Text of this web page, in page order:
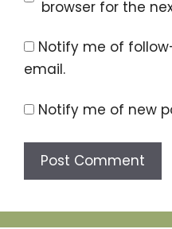
browser for the
Notify me of
email.
Notify me of new